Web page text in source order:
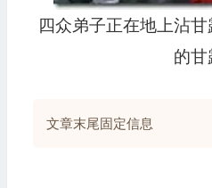
四众弟子正在地上沾
的甘
文章末尾固定信息